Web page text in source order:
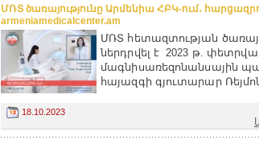
ՄՌՏ ծառայությունը Արմենիա ՀԲԿ-ում․
armeniamedicalcenter.am
ՄՌՏ հետազտության
ներդրվել է 2023 թ.
մագնիսառեզոնանսային
հայազգի գյուտարար
18.10.2023